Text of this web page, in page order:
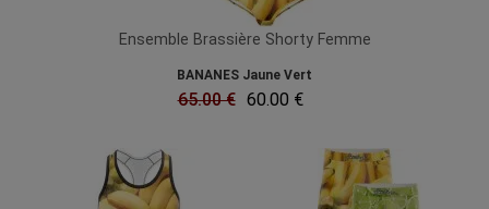
Ensemble Brassière Shorty Femme
BANANES Jaune Vert
65.00 € 60.00 €